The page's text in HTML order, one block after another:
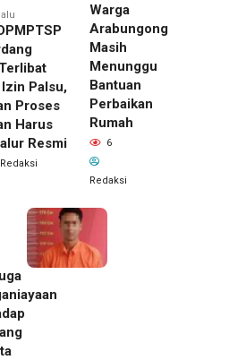
Izin Palsu,
Proses
Harus
Resmi
Redaksi
Warga
Arabungong
Masih
Menunggu
Bantuan
Perbaikan
Rumah
6
Redaksi